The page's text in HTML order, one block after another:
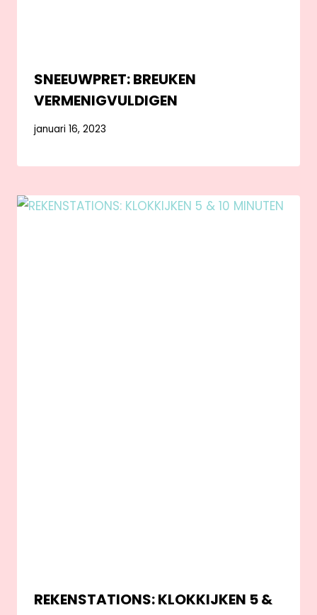
SNEEUWPRET: BREUKEN
VERMENIGVULDIGEN
januari 16, 2023
REKENSTATIONS: KLOKKIJKEN 5 &